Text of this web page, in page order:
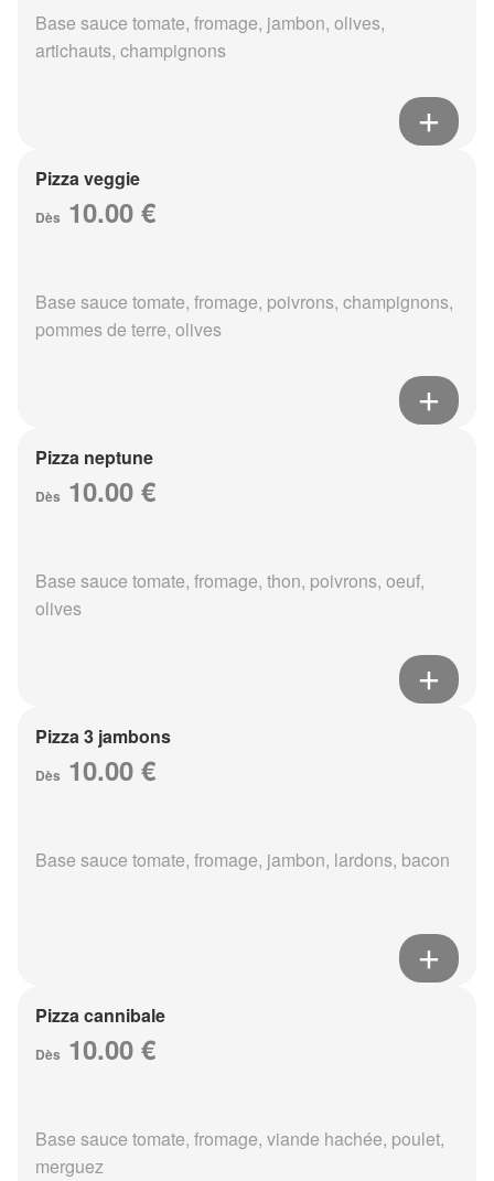
Base sauce tomate, fromage, jambon, olives,
artichauts, champignons
Pizza veggie
Dès 10.00 €
Base sauce tomate, fromage, poivrons, champignons,
pommes de terre, olives
Pizza neptune
Dès 10.00 €
Base sauce tomate, fromage, thon, poivrons, oeuf,
olives
Pizza 3 jambons
Dès 10.00 €
Base sauce tomate, fromage, jambon, lardons, bacon
Pizza cannibale
Dès 10.00 €
Base sauce tomate, fromage, viande hachée, poulet,
merguez